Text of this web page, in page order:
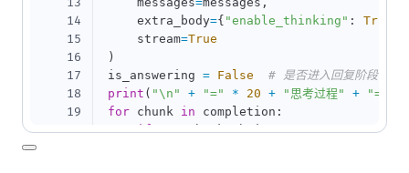
13
14
15
16
17
18
19
20
    extra_body
={ "enable_thinking" : True
    stream
=True
)
is_answering = False
# 是否进入回复阶段
print ( "\n" + "=" * 20 + "思考过程" + "="
for chunk in completion :
if not chunk.choices: